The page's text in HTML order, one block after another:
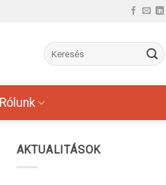
Rólunk
AKTUALITÁSOK